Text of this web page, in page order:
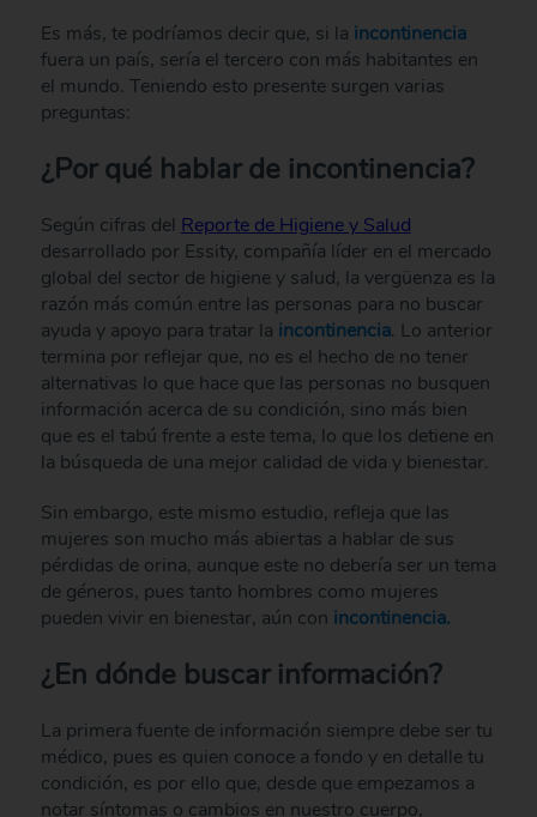
Es más, te podríamos decir que, si la incontinencia
fuera un país, sería el tercero con más habitantes en
el mundo. Teniendo esto presente surgen varias
preguntas:
¿Por qué hablar de incontinencia?
Según cifras del Reporte de Higiene y Salud
desarrollado por Essity, compañía líder en el mercado
global del sector de higiene y salud, la vergüenza es la
razón más común entre las personas para no buscar
ayuda y apoyo para tratar la incontinencia. Lo anterior
termina por reflejar que, no es el hecho de no tener
alternativas lo que hace que las personas no busquen
información acerca de su condición, sino más bien
que es el tabú frente a este tema, lo que los detiene en
la búsqueda de una mejor calidad de vida y bienestar.
Sin embargo, este mismo estudio, refleja que las
mujeres son mucho más abiertas a hablar de sus
pérdidas de orina, aunque este no debería ser un tema
de géneros, pues tanto hombres como mujeres
pueden vivir en bienestar, aún con incontinencia.
¿En dónde buscar información?
La primera fuente de información siempre debe ser tu
médico, pues es quien conoce a fondo y en detalle tu
condición, es por ello que, desde que empezamos a
notar síntomas o cambios en nuestro cuerpo,